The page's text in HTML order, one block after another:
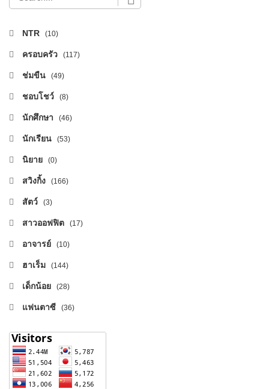
NTR (10)
ครอบครัว (117)
ช่มขืน (49)
ชอบโชว์ (8)
นักศึกษา (46)
นักเรียน (53)
นิยาย (0)
สวิงกิ้ง (166)
สัตว์ (3)
สาวออฟฟิต (17)
อาจารย์ (10)
ฮาเร็ม (144)
เด็กน้อย (28)
แฟนตาซี (36)